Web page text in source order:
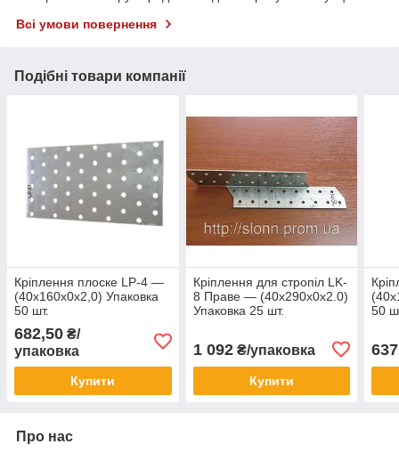
Всі умови повернення
Подібні товари компанії
Кріплення плоске LP-4 —
(40х160х0х2,0) Упаковка
50 шт.
682,50 ₴/
упаковка
Купити
Кріплення для стропіл LK-
8 Праве — (40х290х0х2.0)
Упаковка 25 шт.
1 092₴/упаковка
Купити
50
637
Про нас